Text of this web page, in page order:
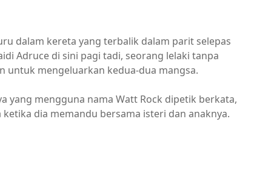
dalam kereta yang terbalik dalam parit selepas
Adruce di sini pagi tadi, seorang lelaki tanpa
mengeluarkan kedua-dua mangsa.
yang mengguna nama Watt Rock dipetik berkata,
dia memandu bersama isteri dan anaknya.